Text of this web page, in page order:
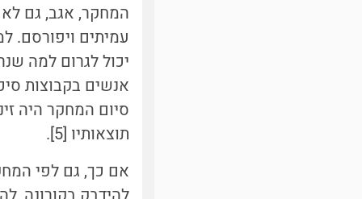
המחקר, אגב, גם לא
עמיתים ויפורסם.
יכול לגרום למה
אנשים בקבוצות
סיום המחקר היה
תוצאותיו [5].
אם כך, גם לפי